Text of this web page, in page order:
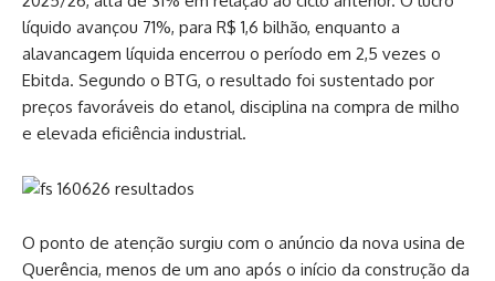
líquido avançou 71%, para R$ 1,6 bilhão, enquanto a
alavancagem líquida encerrou o período em 2,5 vezes o
Ebitda. Segundo o BTG, o resultado foi sustentado por
preços favoráveis do etanol, disciplina na compra de milho
e elevada eficiência industrial.
O ponto de atenção surgiu com o anúncio da nova usina de
Querência, menos de um ano após o início da construção da